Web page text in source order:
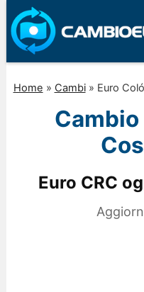
Home » Cambi» Euro
Cambio
Euro CRC